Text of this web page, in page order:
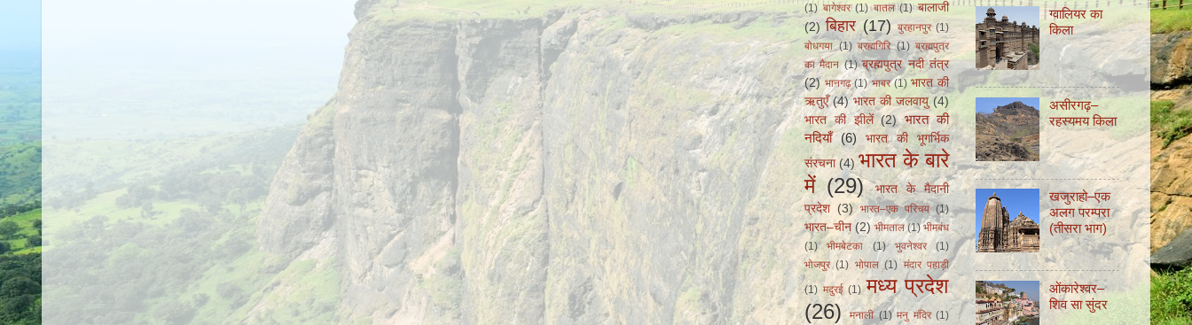
(1) बागेश्वर (1) बातल (1) बालाजी
(2) बिहार (17) बुरहानपुर (1)
बोधगया (1) ब्रह्मगिरि (1) ब्रह्मपुत्र
का मैदान (1) ब्रह्मपुत्र नदी तंत्र
(2) भानगढ़ (1) भाबर (1) भारत की
ऋतुएँ (4) भारत की जलवायु (4)
भारत की झीलें (2) भारत की
नदियाँ
(6)
भारत की भूगर्भिक
संरचना (4) भारत के बारे
में (29)
भारत के मैदानी
प्रदेश (3) भारत–एक परिचय (1)
भारत–चीन (2) भीमताल (1) भीमबंध
(1)
भीमबेटका (1) भुवनेश्वर
(1)
भोजपुर (1) भोपाल (1) मंदार पहाड़ी
(1) मदुरई (1) मध्य प्रदेश
(26)
मनाली (1) मनु मंदिर (1)
ग्वालियर का
किला
असीरगढ़–
रहस्यमय किला
खजुराहो–एक
अलग परम्परा
(तीसरा भाग)
ओंकारेश्वर–
शिव सा सुंदर